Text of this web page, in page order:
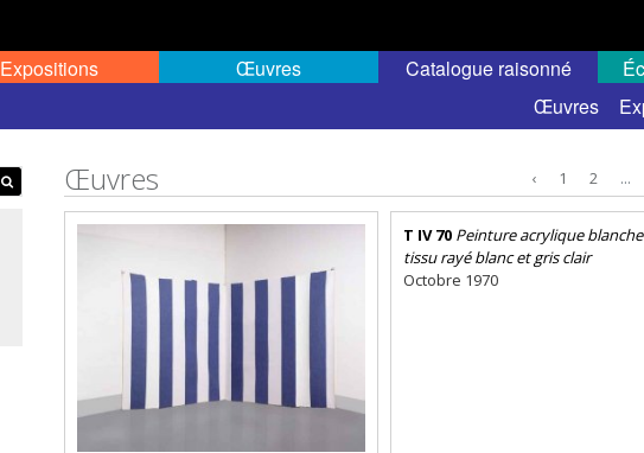
Expositions Œuvres
Catalogue raisonné
Œuvres
‹ 1 2 ...
Œuvres
T IV 70 Peinture acrylique
tissu rayé blanc et gris clair
Octobre 1970